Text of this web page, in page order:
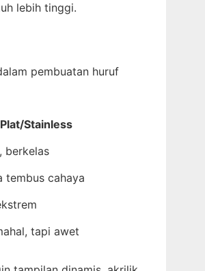
lebih tinggi.
pembuatan huruf
Stainless
berkelas
tembus cahaya
tapi awet